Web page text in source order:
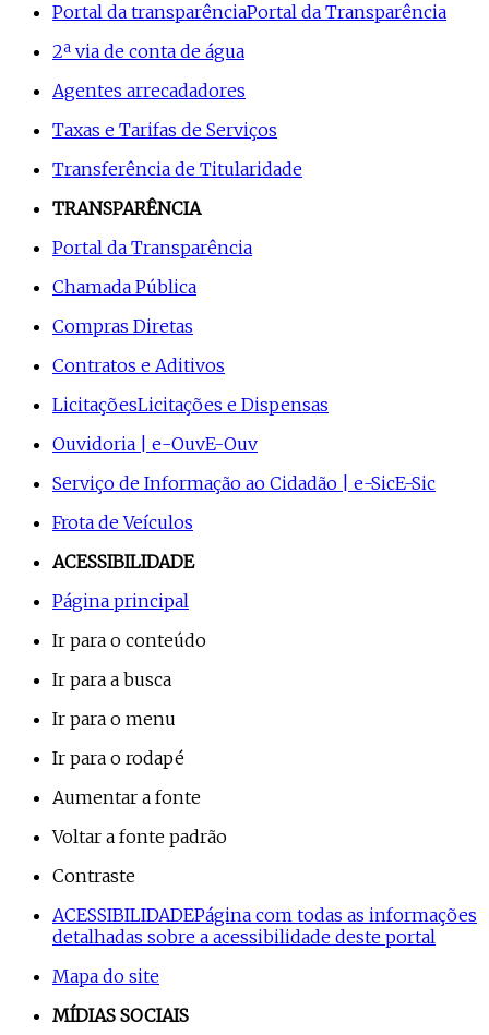
Portal da transparênciaPortal da Transparência
2ª via de conta de água
Agentes arrecadadores
Taxas e Tarifas de Serviços
Transferência de Titularidade
TRANSPARÊNCIA
Portal da Transparência
Chamada Pública
Compras Diretas
Contratos e Aditivos
LicitaçõesLicitações e Dispensas
Ouvidoria | e-OuvE-Ouv
Serviço de Informação ao Cidadão | e-SicE-Sic
Frota de Veículos
ACESSIBILIDADE
Página principal
Ir para o conteúdo
Ir para a busca
Ir para o menu
Ir para o rodapé
Aumentar a fonte
Voltar a fonte padrão
Contraste
ACESSIBILIDADEPágina com todas as informações
detalhadas sobre a acessibilidade deste portal
Mapa do site
MÍDIAS SOCIAIS